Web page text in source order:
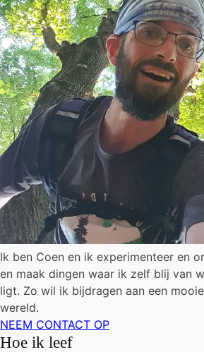
Ik ben Coen en ik experimenteer en
en maak dingen waar ik zelf blij van
ligt. Zo wil ik bijdragen aan een
wereld.
NEEM CONTACT OP
Hoe ik leef